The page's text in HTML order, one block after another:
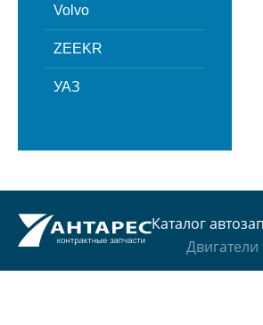
Volvo
ZEEKR
УАЗ
Каталог
Двигатели